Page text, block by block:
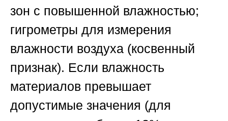
зон с повышенной влажностью;
гигрометры для измерения
влажности воздуха (косвенный
признак). Если влажность
материалов превышает
допустимые значения (для